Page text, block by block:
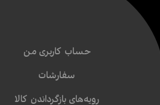
حساب کاربری من
سفارشات
رویه‌های بازگرداندن کالا